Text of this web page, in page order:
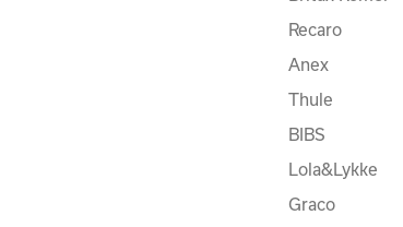
Recaro
Anex
Thule
BIBS
Lola&Lykke
Graco